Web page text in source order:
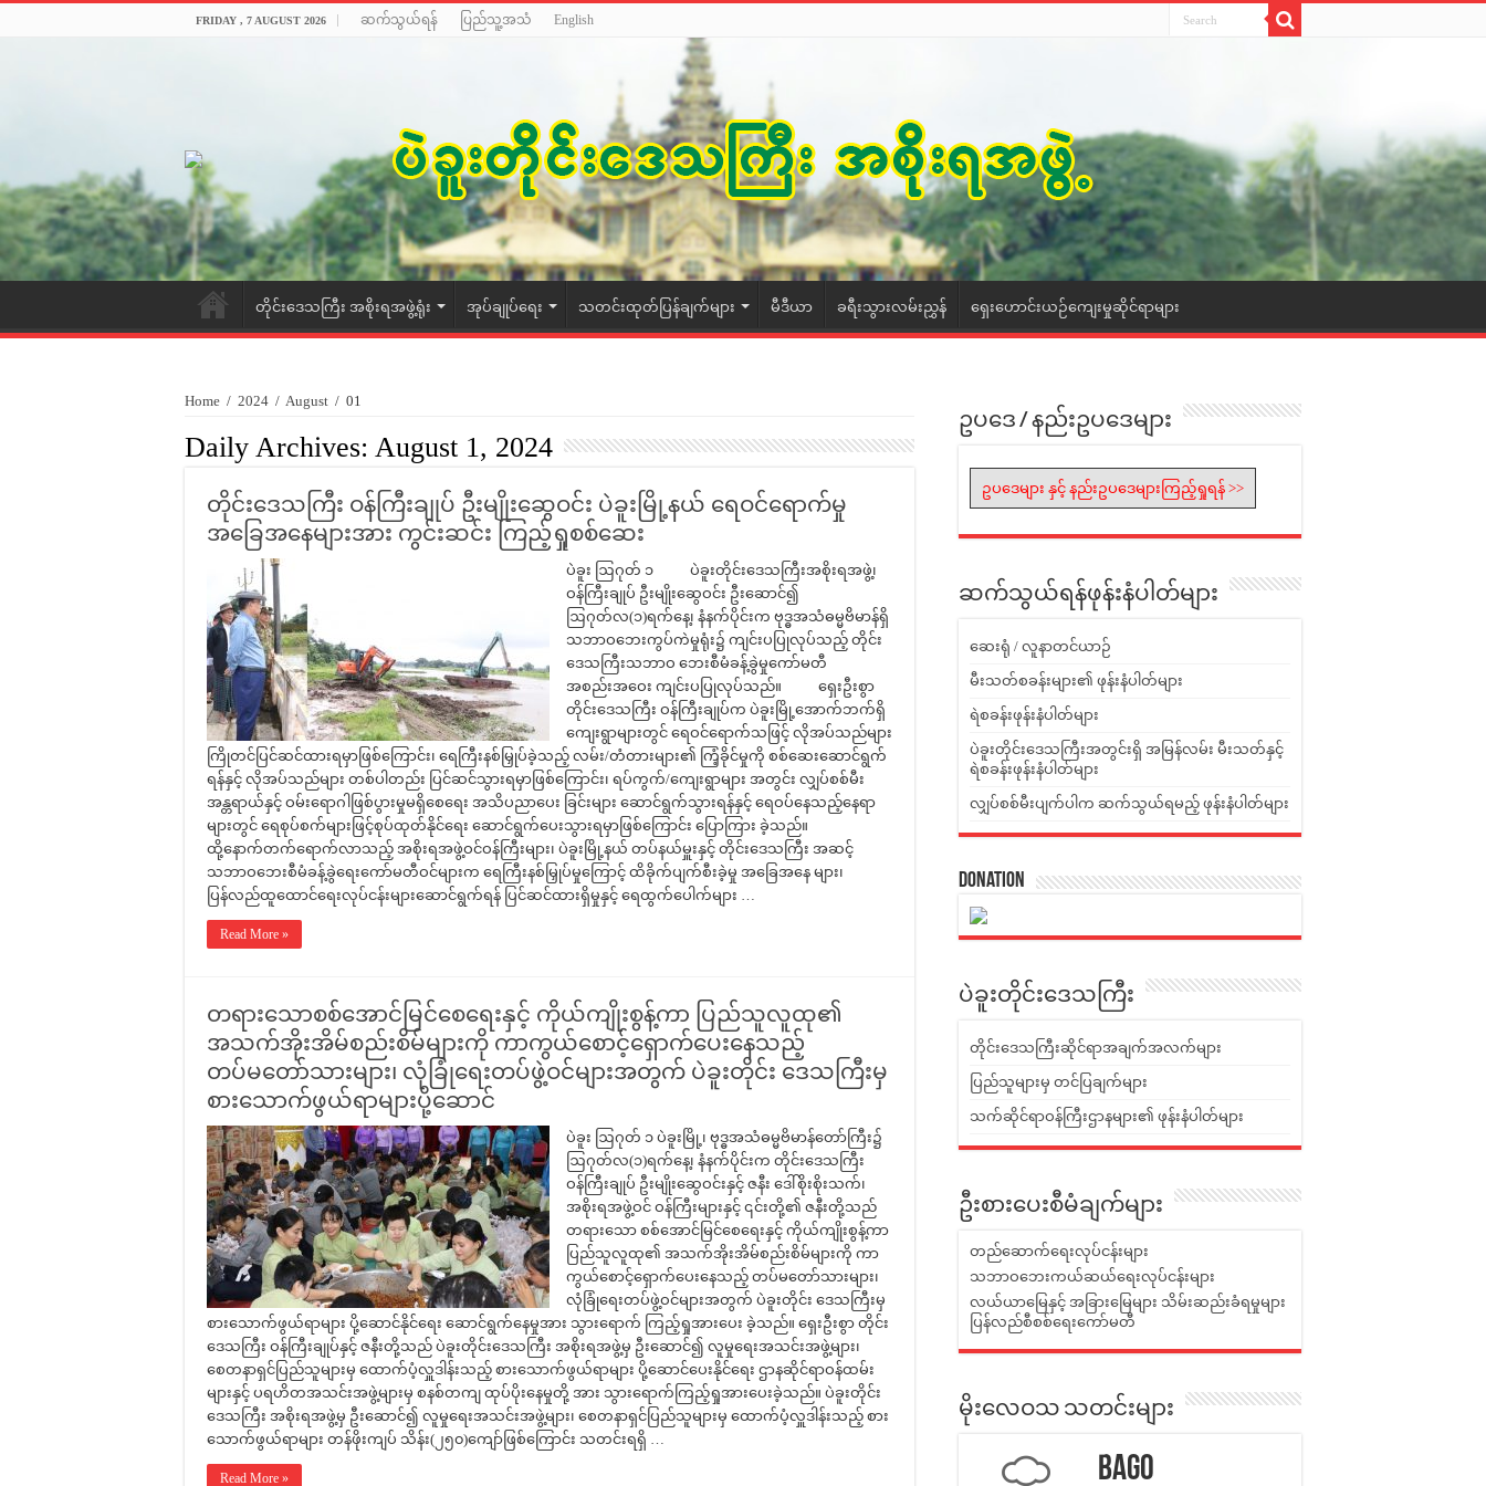
FRIDAY , 7 AUGUST 2026 ဆက်သွယ်ရန် ပြည်သူ့အသံ English
တိုင်းဒေသကြီး အစိုးရအဖွဲ့ရုံး အုပ်ချုပ်ရေး သတင်းထုတ်ပြန်ချက်များ မီဒီယာ ခရီးသွားလမ်းညွှန် ရှေးဟောင်းယဉ်ကျေးမှုဆိုင်ရာများ
Home / 2024 / August / 01
Daily Archives: August 1, 2024
တိုင်းဒေသကြီး ဝန်ကြီးချုပ် ဦးမျိုးဆွေဝင်း ပဲခူးမြို့နယ် ရေဝင်ရောက်မှု
အခြေအနေများအား ကွင်းဆင်း ကြည့်ရှုစစ်ဆေး
ပဲခူး ဩဂုတ် ၁ ပဲခူးတိုင်းဒေသကြီးအစိုးရအဖွဲ့၊
ဝန်ကြီးချုပ် ဦးမျိုးဆွေဝင်း ဦးဆောင်၍
ဩဂုတ်လ(၁)ရက်နေ့၊ နံနက်ပိုင်းက ဗုဒ္ဓအသံဓမ္မဗိမာန်ရှိ
သဘာဝဘေးကွပ်ကဲမှုရုံး၌ ကျင်းပပြုလုပ်သည့် တိုင်း
ဒေသကြီးသဘာဝ ဘေးစီမံခန့်ခွဲမှုကော်မတီ
အစည်းအဝေး ကျင်းပပြုလုပ်သည်။ ရှေးဦးစွာ
တိုင်းဒေသကြီး ဝန်ကြီးချုပ်က ပဲခူးမြို့အောက်ဘက်ရှိ
ကျေးရွာများတွင် ရေဝင်ရောက်သဖြင့် လိုအပ်သည်များ
ကြိုတင်ပြင်ဆင်ထားရမှာဖြစ်ကြောင်း၊ ရေကြီးနစ်မြှုပ်ခဲ့သည့် လမ်း/တံတားများ၏ ကြံ့ခိုင်မှုကို စစ်ဆေးဆောင်ရွက်
ရန်နှင့် လိုအပ်သည်များ တစ်ပါတည်း ပြင်ဆင်သွားရမှာဖြစ်ကြောင်း၊ ရပ်ကွက်/ကျေးရွာများ အတွင်း လျှပ်စစ်မီး
အန္တရာယ်နှင့် ဝမ်းရောဂါဖြစ်ပွားမှုမရှိစေရေး အသိပညာပေး ခြင်းများ ဆောင်ရွက်သွားရန်နှင့် ရေဝပ်နေသည့်နေရာ
များတွင် ရေစုပ်စက်များဖြင့်စုပ်ထုတ်နိုင်ရေး ဆောင်ရွက်ပေးသွားရမှာဖြစ်ကြောင်း ပြောကြား ခဲ့သည်။
ထို့နောက်တက်ရောက်လာသည့် အစိုးရအဖွဲ့ဝင်ဝန်ကြီးများ၊ ပဲခူးမြို့နယ် တပ်နယ်မှူးနှင့် တိုင်းဒေသကြီး အဆင့်
သဘာဝဘေးစီမံခန့်ခွဲရေးကော်မတီဝင်များက ရေကြီးနစ်မြှုပ်မှုကြောင့် ထိခိုက်ပျက်စီးခဲ့မှု အခြေအနေ များ၊
ပြန်လည်ထူထောင်ရေးလုပ်ငန်းများဆောင်ရွက်ရန် ပြင်ဆင်ထားရှိမှုနှင့် ရေထွက်ပေါက်များ …
Read More »
တရားသောစစ်အောင်မြင်စေရေးနှင့် ကိုယ်ကျိုးစွန့်ကာ ပြည်သူလူထု၏
အသက်အိုးအိမ်စည်းစိမ်များကို ကာကွယ်စောင့်ရှောက်ပေးနေသည့်
တပ်မတော်သားများ၊ လုံခြုံရေးတပ်ဖွဲ့ဝင်များအတွက် ပဲခူးတိုင်း ဒေသကြီးမှ
စားသောက်ဖွယ်ရာများပို့ဆောင်
ပဲခူး ဩဂုတ် ၁ ပဲခူးမြို့၊ ဗုဒ္ဓအသံဓမ္မဗိမာန်တော်ကြီး၌
ဩဂုတ်လ(၁)ရက်နေ့၊ နံနက်ပိုင်းက တိုင်းဒေသကြီး
ဝန်ကြီးချုပ် ဦးမျိုးဆွေဝင်းနှင့် ဇနီး ဒေါ်စိုးစိုးသက်၊
အစိုးရအဖွဲ့ဝင် ဝန်ကြီးများနှင့် ၎င်းတို့၏ ဇနီးတို့သည်
တရားသော စစ်အောင်မြင်စေရေးနှင့် ကိုယ်ကျိုးစွန့်ကာ
ပြည်သူလူထု၏ အသက်အိုးအိမ်စည်းစိမ်များကို ကာ
ကွယ်စောင့်ရှောက်ပေးနေသည့် တပ်မတော်သားများ၊
လုံခြုံရေးတပ်ဖွဲ့ဝင်များအတွက် ပဲခူးတိုင်း ဒေသကြီးမှ
စားသောက်ဖွယ်ရာများ ပို့ဆောင်နိုင်ရေး ဆောင်ရွက်နေမှုအား သွားရောက် ကြည့်ရှုအားပေး ခဲ့သည်။ ရှေးဦးစွာ တိုင်း
ဒေသကြီး ဝန်ကြီးချုပ်နှင့် ဇနီးတို့သည် ပဲခူးတိုင်းဒေသကြီး အစိုးရအဖွဲ့မှ ဦးဆောင်၍ လူမှုရေးအသင်းအဖွဲ့များ၊
စေတနာရှင်ပြည်သူများမှ ထောက်ပံ့လှူဒါန်းသည့် စားသောက်ဖွယ်ရာများ ပို့ဆောင်ပေးနိုင်ရေး ဌာနဆိုင်ရာဝန်ထမ်း
များနှင့် ပရဟိတအသင်းအဖွဲ့များမှ စနစ်တကျ ထုပ်ပိုးနေမှုတို့ အား သွားရောက်ကြည့်ရှုအားပေးခဲ့သည်။ ပဲခူးတိုင်း
ဒေသကြီး အစိုးရအဖွဲ့မှ ဦးဆောင်၍ လူမှုရေးအသင်းအဖွဲ့များ၊ စေတနာရှင်ပြည်သူများမှ ထောက်ပံ့လှူဒါန်းသည့် စား
သောက်ဖွယ်ရာများ တန်ဖိုးကျပ် သိန်း(၂၅၀)ကျော်ဖြစ်ကြောင်း သတင်းရရှိ …
Read More »
ဥပဒေ / နည်းဥပဒေများ
ဥပဒေများ နှင့် နည်းဥပဒေများကြည့်ရှုရန် >>
ဆက်သွယ်ရန်ဖုန်းနံပါတ်များ
ဆေးရုံ / လူနာတင်ယာဉ်
မီးသတ်စခန်းများ၏ ဖုန်းနံပါတ်များ
ရဲစခန်းဖုန်းနံပါတ်များ
ပဲခူးတိုင်းဒေသကြီးအတွင်းရှိ အမြန်လမ်း မီးသတ်နှင့်
ရဲစခန်းဖုန်းနံပါတ်များ
လျှပ်စစ်မီးပျက်ပါက ဆက်သွယ်ရမည့် ဖုန်းနံပါတ်များ
Donation
ပဲခူးတိုင်းဒေသကြီး
တိုင်းဒေသကြီးဆိုင်ရာအချက်အလက်များ
ပြည်သူများမှ တင်ပြချက်များ
သက်ဆိုင်ရာဝန်ကြီးဌာနများ၏ ဖုန်းနံပါတ်များ
ဦးစားပေးစီမံချက်များ
တည်ဆောက်ရေးလုပ်ငန်းများ
သဘာဝဘေးကယ်ဆယ်ရေးလုပ်ငန်းများ
လယ်ယာမြေနှင့် အခြားမြေများ သိမ်းဆည်းခံရမှုများ
ပြန်လည်စီစစ်ရေးကော်မတီ
မိုးလေဝသ သတင်းများ
Bago